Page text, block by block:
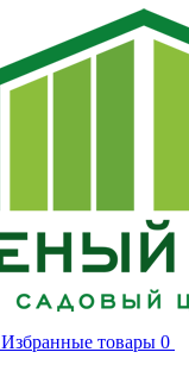
Избранные товары 0